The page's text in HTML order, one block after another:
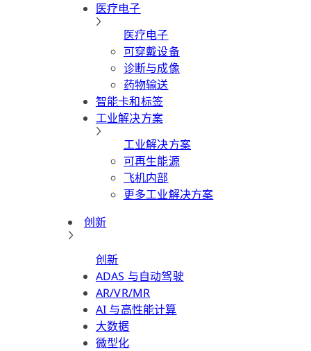
医疗电子
医疗电子
可穿戴设备
诊断与成像
药物输送
智能卡和标签
工业解决方案
工业解决方案
可再生能源
飞机内部
更多工业解决方案
创新
创新
ADAS 与自动驾驶
AR/VR/MR
AI 与高性能计算
大数据
微型化